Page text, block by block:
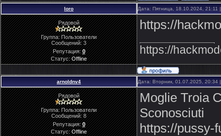
loro Дата: Пятница, 18.10.2024,
Рядовой
Группа: Пользователи
Сообщений:3
Репутация:0
Статус:Offline
https://
https://
arnoldnv4 Дата: Вторник, 01.07.2025,
Рядовой
Группа: Пользователи
Сообщений:8
Репутация:0
Статус:Offline
Moglie Troia
Sconosciuti
https://pussy-